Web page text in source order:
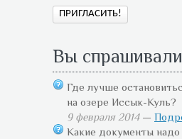
Вы спрашивали
Где лучше
на озере Иссык-Куль?
9 февраля 2014—
Какие документы надо